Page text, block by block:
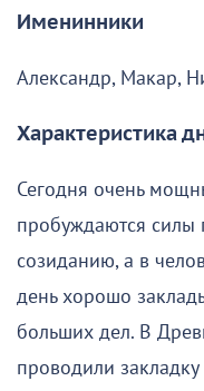
Именинники
Александр, Макар,
Характеристика
Сегодня очень
пробуждаются силы
созиданию, а в
день хорошо
больших дел. В
проводили